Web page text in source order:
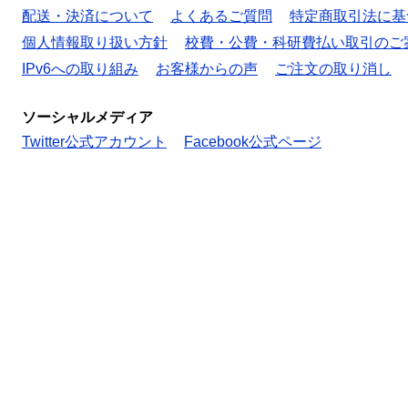
配送・決済について よくあるご質問
特定商取引法に
個人情報取り扱い方針
校費・公費・科研費払い取引のご
IPv6への取り組み
お客様からの声 ご注文の取り消し
ソーシャルメディア
Twitter公式アカウント
Facebook公式ページ